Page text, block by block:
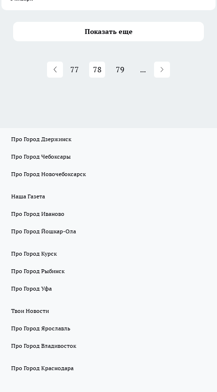
Показать еще
77 78 79 ...
Про Город Дзержинск
Про Город Чебоксары
Про Город Новочебоксарск
Наша Газета
Про Город Иваново
Про Город Йошкар-Ола
Про Город Курск
Про Город Рыбинск
Про Город Уфа
Твои Новости
Про Город Ярославль
Про Город Владивосток
Про Город Краснодара